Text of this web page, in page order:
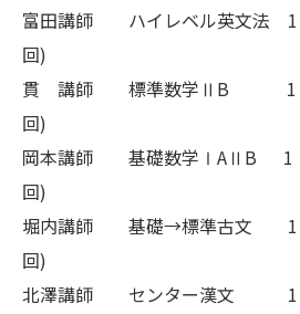
富田講師 ハイレベル英文法
回)
貫 講師 標準数学ⅡB 1・2
回)
岡本講師 基礎数学ⅠAⅡB 1
回)
堀内講師 基礎→標準古文 1
回)
北澤講師 センター漢文 1